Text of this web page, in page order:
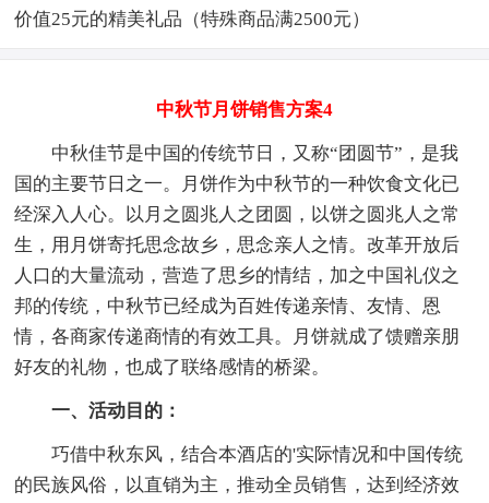
价值25元的精美礼品（特殊商品满2500元）
中秋节月饼销售方案4
中秋佳节是中国的传统节日，又称“团圆节”，是我
国的主要节日之一。月饼作为中秋节的一种饮食文化已
经深入人心。以月之圆兆人之团圆，以饼之圆兆人之常
生，用月饼寄托思念故乡，思念亲人之情。改革开放后
人口的大量流动，营造了思乡的情结，加之中国礼仪之
邦的传统，中秋节已经成为百姓传递亲情、友情、恩
情，各商家传递商情的有效工具。月饼就成了馈赠亲朋
好友的礼物，也成了联络感情的桥梁。
一、活动目的：
巧借中秋东风，结合本酒店的'实际情况和中国传统
的民族风俗，以直销为主，推动全员销售，达到经济效